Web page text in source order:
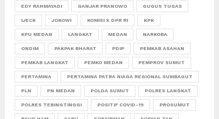
EDY RAHMAYADI GANJAR PRANOWO GUGUS TUGAS
IJECK JOKOWI KOMISI X DPR RI KPK
KPU MEDAN LANGKAT MEDAN NARKOBA
ONDIM PAKPAK BHARAT PDIP PEMKAB ASAHAN
PEMKAB LANGKAT PEMKO MEDAN PEMPROV SUMUT
PERTAMINA PERTAMINA PATRA NIAGA REGIONAL SUMBAGUT
PLN PN MEDAN POLDA SUMUT POLRES LANGKAT
POLRES TEBINGTINGGI POSITIF COVID-19 PROSUMUT